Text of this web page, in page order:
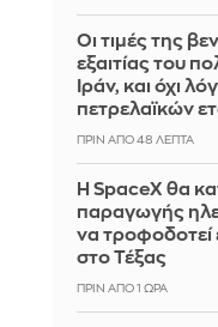
Οι τιμές της
εξαιτίας του
Ιράν, και όχι
πετρελαϊκών
ΠΡΙΝ ΑΠΌ 48 ΛΕΠΤΆ
Η SpaceX θα
παραγωγής
να τροφοδοτεί
στο Τέξας
ΠΡΙΝ ΑΠΌ 1 ΏΡΑ